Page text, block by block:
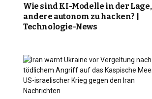
Wie sind KI-Modelle in der Lage,
andere autonom zu hacken? |
Technologie-News